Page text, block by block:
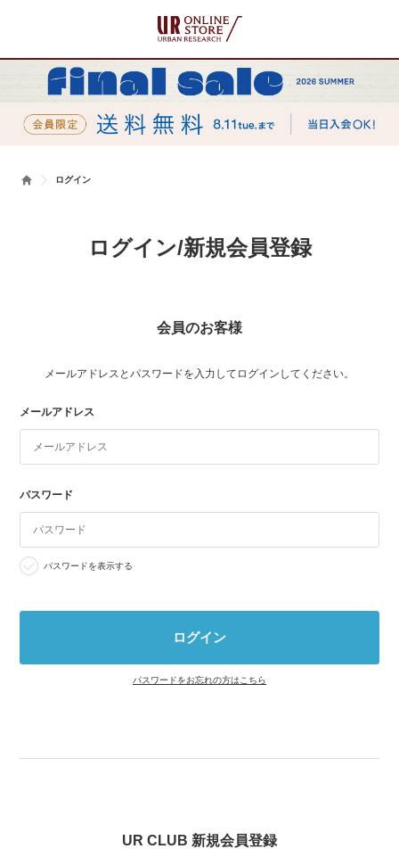
ログイン
ログイン/新規会員登録
会員のお客様
メールアドレスとパスワードを入力してログインしてください。
メールアドレス
パスワード
パスワードを表示する
パスワードをお忘れの方はこちら
UR CLUB 新規会員登録